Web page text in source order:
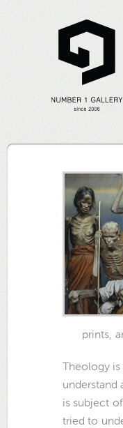
prints,
Theology
is subject
tried to